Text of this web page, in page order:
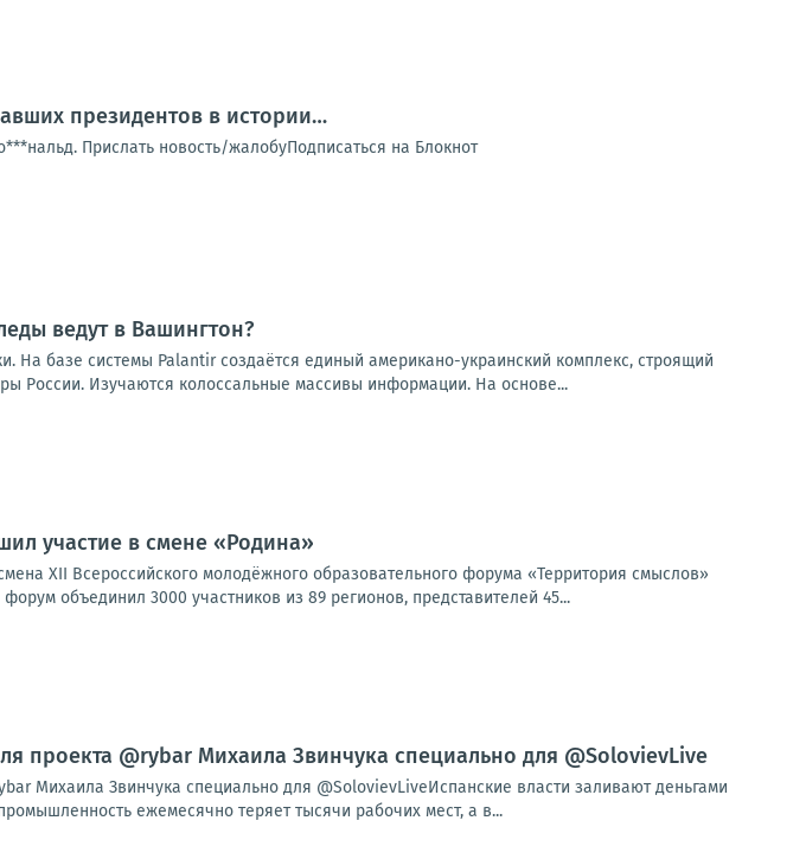
президентов в истории…
Прислать новость/жалобуПодписаться на Блокнот
ведут в Вашингтон?
На базе системы Palantir создаётся единый американо-украинский комплекс, строящий
России. Изучаются колоссальные массивы информации. На основе...
участие в смене «Родина»
XII Всероссийского молодёжного образовательного форума «Территория смыслов»
объединил 3000 участников из 89 регионов, представителей 45...
проекта @rybar Михаила Звинчука специально для @SolovievLive
Михаила Звинчука специально для @SolovievLiveИспанские власти заливают деньгами
ежемесячно теряет тысячи рабочих мест, а в...